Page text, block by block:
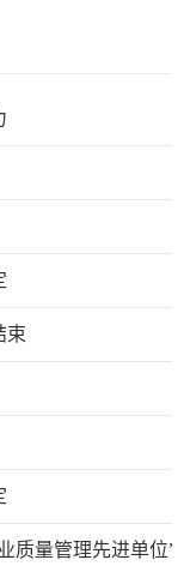
束
质量管理先进单位”